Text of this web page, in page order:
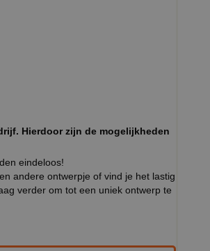
Hierdoor zijn de mogelijkheden
eindeloos!
andere ontwerpje of vind je het lastig
verder om tot een uniek ontwerp te